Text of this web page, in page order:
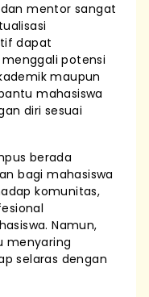
mentor sangat
dapat
potensi
maupun
mahasiswa
diri sesuai
berada
bagi mahasiswa
komunitas,
Namun,
menyaring
selaras dengan